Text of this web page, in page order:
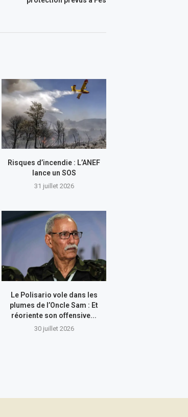
Risques d’incendie : L’ANEF
lance un SOS
31 juillet 2026
Le Polisario vole dans les
plumes de l’Oncle Sam : Et
réoriente son offensive...
30 juillet 2026